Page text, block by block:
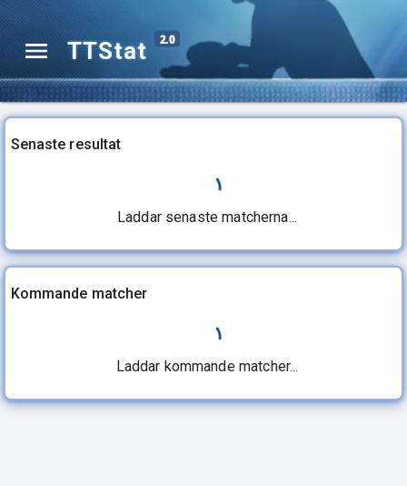
TTStat 2.0
Senaste resultat
Laddar senaste matcherna...
Kommande matcher
Laddar kommande matcher...